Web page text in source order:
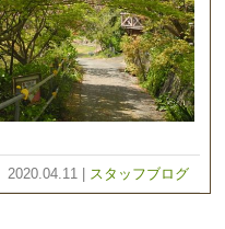
2020.04.11 | スタッフブログ